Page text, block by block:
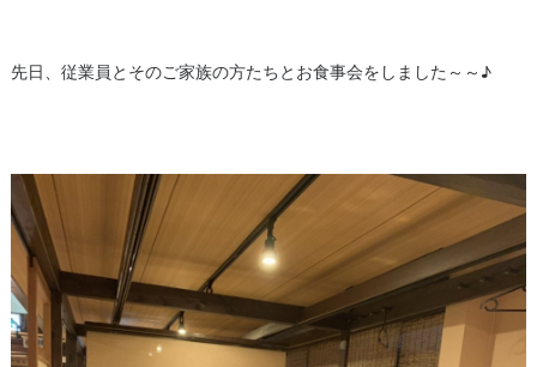
先日、従業員とそのご家族の方たちとお食事会をしました～～♪